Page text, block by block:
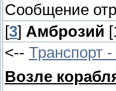
Сообщение
[3] Амброзий
<-- Транспорт
Возле